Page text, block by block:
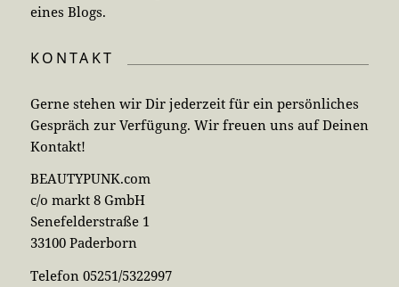
eines Blogs.
KONTAKT
Gerne stehen wir Dir jederzeit für ein persönliches
Gespräch zur Verfügung. Wir freuen uns auf Deinen
Kontakt!
BEAUTYPUNK.com
c/o markt 8 GmbH
Senefelderstraße 1
33100 Paderborn
Telefon 05251/5322997